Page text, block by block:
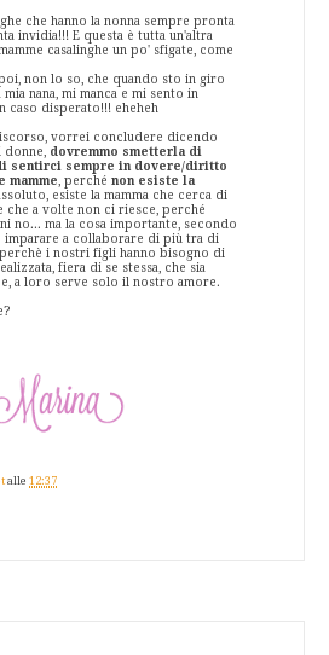
che hanno la nonna sempre pronta
invidia!!! E questa è tutta un'altra
casalinghe un po' sfigate, come
non lo so, che quando sto in giro
nana, mi manca e mi sento in
caso disperato!!! eheheh
vorrei concludere dicendo
donne, dovremmo smetterla di
sentirci sempre in dovere/diritto
mamme , perché non esiste la
esiste la mamma che cerca di
che a volte non ci riesce, perché
no... ma la cosa importante, secondo
imparare a collaborare di più tra di
i nostri figli hanno bisogno di
fiera di se stessa, che sia
a loro serve solo il nostro amore.
alle 12:37